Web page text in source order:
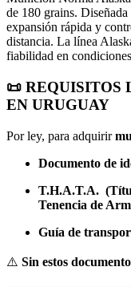
de 180 grains. Diseñada
expansión rápida y
distancia. La línea
fiabilidad en
📜 REQUISITOS
EN URUGUAY
Por ley, para adquirir
Documento de
T.H.A.T.A.
Tenencia de
Guía de
⚠️ Sin estos